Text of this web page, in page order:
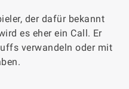
der dafür bekannt
es eher ein Call. Er
verwandeln oder mit